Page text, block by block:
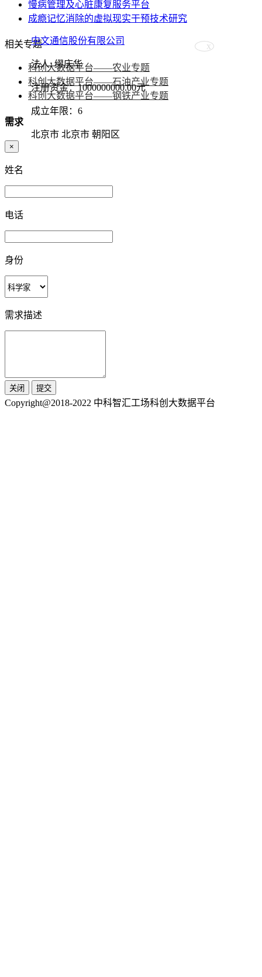
中文通信股份有限公司
法人: 缪庆华
注册资金：1000000000.00元
成立年限：6
北京市 北京市 朝阳区
慢病管理及心脏康复服务平台
成瘾记忆消除的虚拟现实干预技术研究
相关专题
科创大数据平台——农业专题
科创大数据平台——石油产业专题
科创大数据平台——钢铁产业专题
需求
×
姓名
电话
身份
需求描述
关闭 提交
Copyright@2018-2022 中科智汇工场科创大数据平台